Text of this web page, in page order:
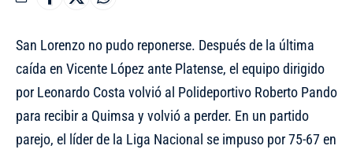
San Lorenzo no pudo reponerse. Después de la última
caída en Vicente López ante Platense, el equipo dirigido
por Leonardo Costa volvió al Polideportivo Roberto Pando
para recibir a Quimsa y volvió a perder. En un partido
parejo, el líder de la Liga Nacional se impuso por 75-67 en